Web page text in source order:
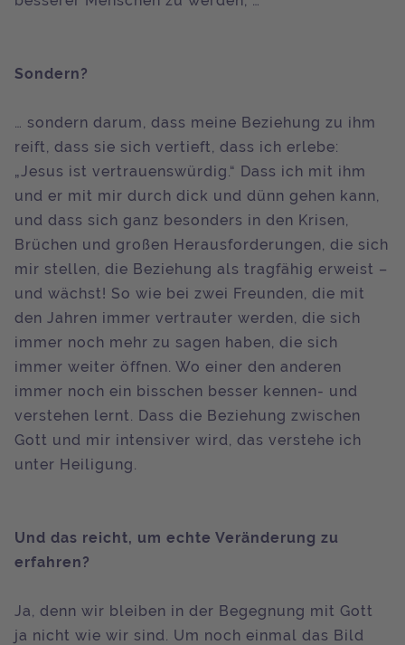
Sondern?
… sondern darum, dass meine Beziehung zu ihm
reift, dass sie sich vertieft, dass ich erlebe:
„Jesus ist vertrauenswürdig.“ Dass ich mit ihm
und er mit mir durch dick und dünn gehen kann,
und dass sich ganz besonders in den Krisen,
Brüchen und großen Herausforderungen, die sich
mir stellen, die Beziehung als tragfähig erweist –
und wächst! So wie bei zwei Freunden, die mit
den Jahren immer vertrauter werden, die sich
immer noch mehr zu sagen haben, die sich
immer weiter öffnen. Wo einer den anderen
immer noch ein bisschen besser kennen- und
verstehen lernt. Dass die Beziehung zwischen
Gott und mir intensiver wird, das verstehe ich
unter Heiligung.
Und das reicht, um echte Veränderung zu
erfahren?
Ja, denn wir bleiben in der Begegnung mit Gott
ja nicht wie wir sind. Um noch einmal das Bild